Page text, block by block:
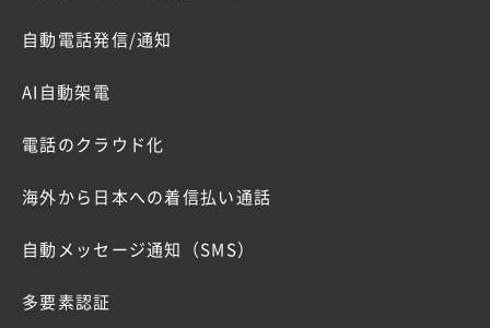
自動電話発信/通知
AI自動架電
電話のクラウド化
海外から日本への着信払い通話
自動メッセージ通知（SMS）
多要素認証